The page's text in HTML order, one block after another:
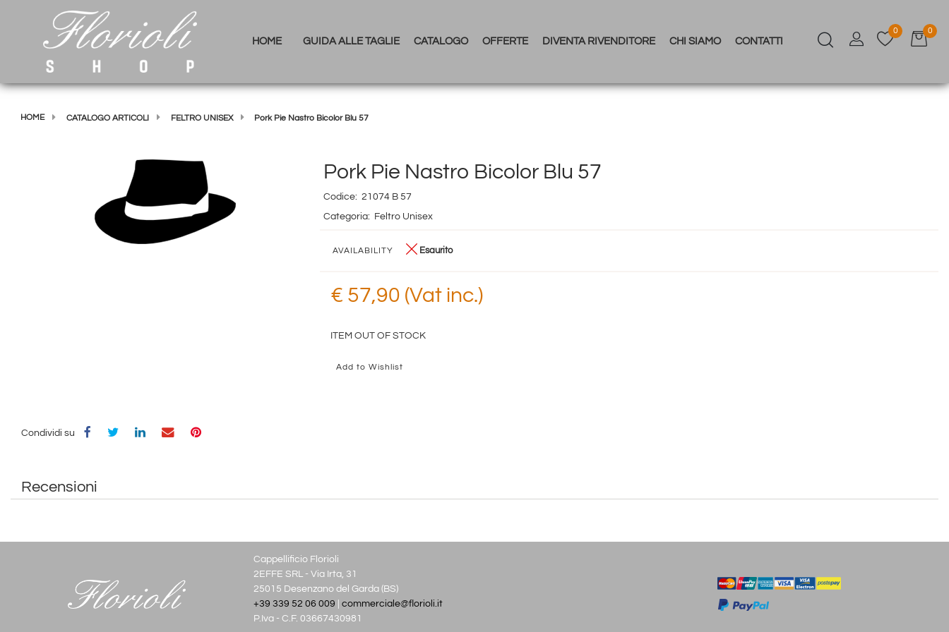
HOME GUIDA ALLE TAGLIE CATALOGO OFFERTE DIVENTA RIVENDITORE CHI SIAMO CONTATTI
0 0
HOME CATALOGO ARTICOLI FELTRO UNISEX Pork Pie Nastro Bicolor Blu 57
Pork Pie Nastro Bicolor Blu 57
Codice: 21074 B 57
Categoria:
Feltro Unisex
AVAILABILITY Esaurito
€ 57,90 (Vat inc.)
ITEM OUT OF STOCK
Add to Wishlist
Condividi su
Recensioni
Cappellificio Florioli
2EFFE SRL - Via Irta, 31
25015 Desenzano del Garda (BS)
+39 339 52 06 009
commerciale@florioli.it
P.Iva - C.F. 03667430981